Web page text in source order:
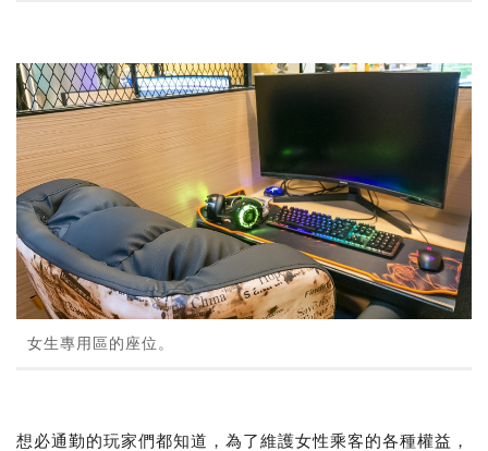
女生專用區的座位。
想必通勤的玩家們都知道，為了維護女性乘客的各種權益，